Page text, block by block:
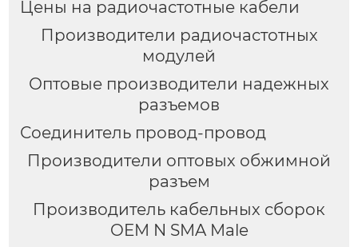
Цены на радиочастотные кабели
Производители радиочастотных
модулей
Оптовые производители надежных
разъемов
Соединитель провод-провод
Производители оптовых обжимной
разъем
Производитель кабельных сборок
OEM N SMA Male